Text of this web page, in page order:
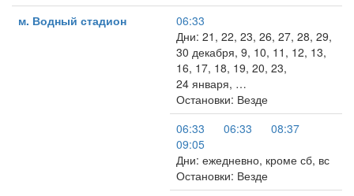
м. Водный стадион
06:33
Дни: 21, 22, 23, 26, 27, 28, 29,
30 декабря, 9, 10, 11, 12, 13,
16, 17, 18, 19, 20, 23,
24 января, …
Остановки: Везде
06:33
06:33
08:37
09:05
Дни: ежедневно, кроме сб, вс
Остановки: Везде